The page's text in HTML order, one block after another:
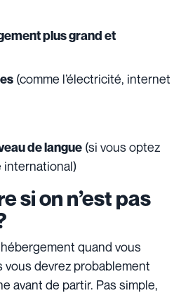
plus grand et
(comme l’électricité, internet
de langue (si vous optez
international)
si on n’est pas
quand vous
vous devrez probablement
avant de partir. Pas simple,